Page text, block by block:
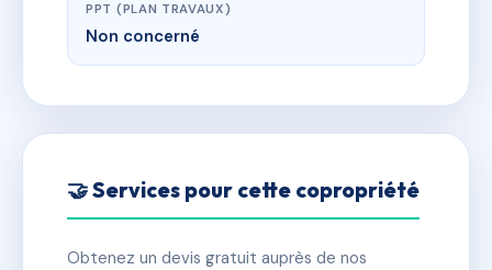
PPT (PLAN TRAVAUX)
Non concerné
🤝 Services pour cette copropriété
Obtenez un devis gratuit auprès de nos